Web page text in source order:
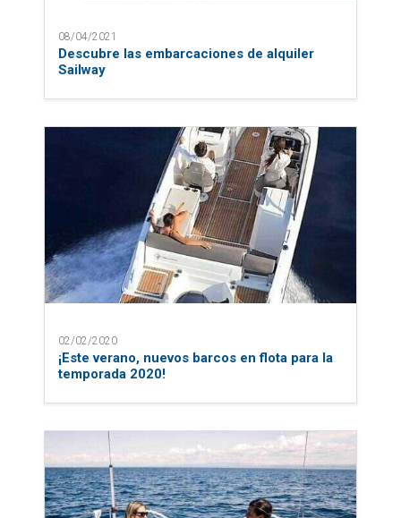
08/04/2021
Descubre las embarcaciones de alquiler
Sailway
02/02/2020
¡Este verano, nuevos barcos en flota para la
temporada 2020!